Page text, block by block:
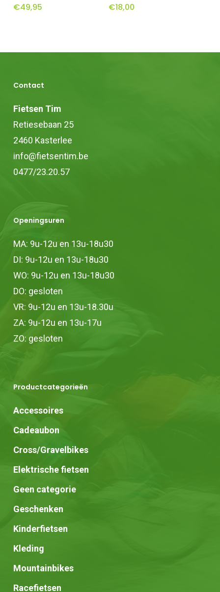
€49,95
€18,00
Contact
Fietsen Tim
Retiesebaan 25
2460 Kasterlee
info@fietsentim.be
0477/23.20.57
Openingsuren
MA: 9u-12u en 13u-18u30
DI: 9u-12u en 13u-18u30
WO: 9u-12u en 13u-18u30
DO: gesloten
VR: 9u-12u en 13u-18.30u
ZA: 9u-12u en 13u-17u
ZO: gesloten
Productcategorieën
Accessoires
Cadeaubon
Cross/Gravelbikes
Elektrische fietsen
Geen categorie
Geschenken
Kinderfietsen
Kleding
Mountainbikes
Racefietsen